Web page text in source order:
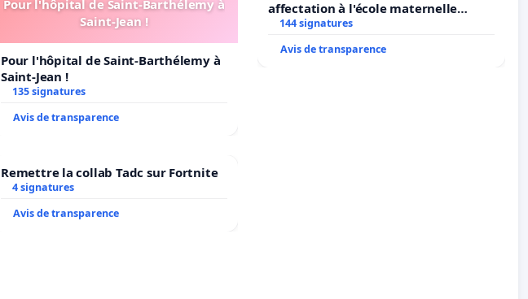
Pour l'hôpital de Saint-Barthélemy à
Saint-Jean !
Pour l'hôpital de Saint-Barthélemy à
Saint-Jean !
135 signatures
Avis de transparence
affectation à l'école maternelle
LAMARTINE auprès de Léo N. en
144 signatures
Avis de transparence
Remettre la collab Tadc sur Fortnite
4 signatures
Avis de transparence